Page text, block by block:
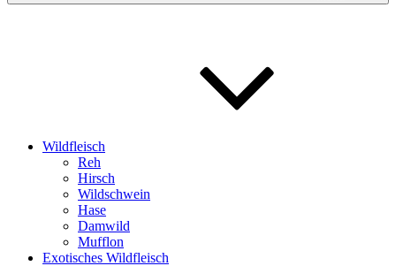
Wildfleisch
Reh
Hirsch
Wildschwein
Hase
Damwild
Mufflon
Exotisches Wildfleisch